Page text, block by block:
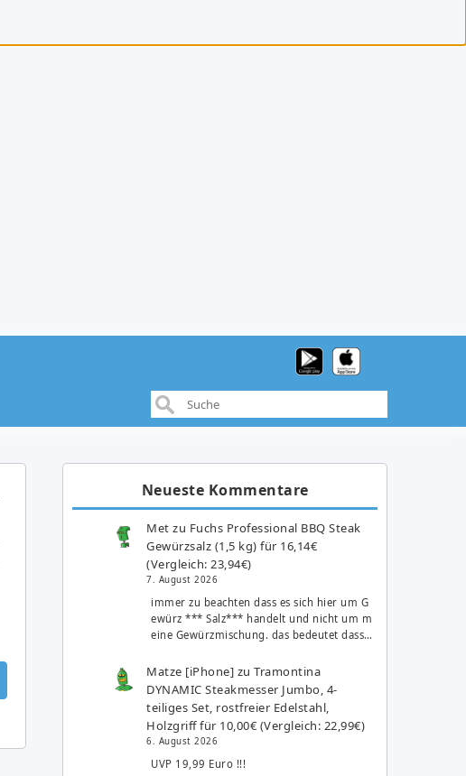
Neueste Kommentare
Met zu Fuchs Professional BBQ Steak
Gewürzsalz (1,5 kg) für 16,14€
(Vergleich: 23,94€)
7. August 2026
immer zu beachten dass es sich hier um G
ewürz *** Salz*** handelt und nicht um m
eine Gewürzmischung. das bedeutet dass…
Matze [iPhone] zuTramontina
DYNAMIC Steakmesser Jumbo, 4-
teiliges Set, rostfreier Edelstahl,
Holzgriff für 10,00€ (Vergleich: 22,99€)
6. August 2026
UVP 19,99 Euro !!!